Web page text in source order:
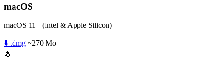
macOS
macOS 11+ (Intel & Apple Silicon)
⬇️ .dmg ~270 Mo
🐧